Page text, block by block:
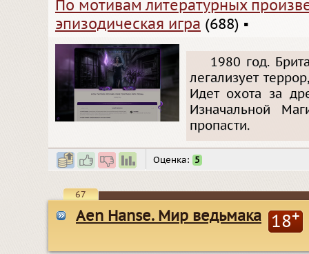
По мотивам литературных
эпизодическая игра (688) ▪
1980 год.
легализует
Идет охота за
Изначальной
пропасти.
Оценка: 5
67
Aen Hanse. Мир ведьмака 18+